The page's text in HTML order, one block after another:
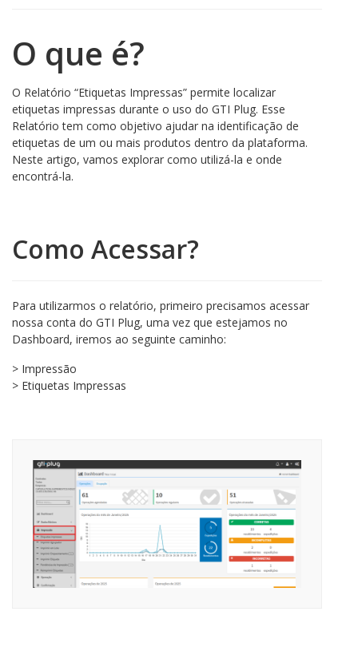
O que é?
O Relatório “Etiquetas Impressas” permite localizar
etiquetas impressas durante o uso do GTI Plug. Esse
Relatório tem como objetivo ajudar na identificação de
etiquetas de um ou mais produtos dentro da plataforma.
Neste artigo, vamos explorar como utilizá-la e onde
encontrá-la.
Como Acessar?
Para utilizarmos o relatório, primeiro precisamos acessar
nossa conta do GTI Plug, uma vez que estejamos no
Dashboard, iremos ao seguinte caminho:
> Impressão
> Etiquetas Impressas